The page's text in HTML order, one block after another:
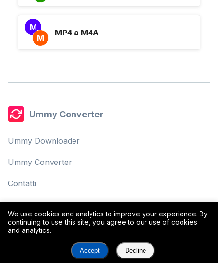
We use cookies and analytics to improve your experience. By
continuing to use this site, you agree to our use of cookies
and analytics.
Accept Decline
M
M
MP4 a M4A
Ummy Converter
Ummy Downloader
Ummy Converter
Contatti
Informativa sulla Privacy
Termini di Servizio